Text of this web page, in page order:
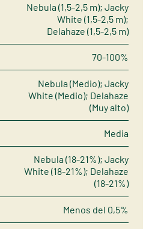
Nebula (1,5-2,5 m); Jacky
White (1,5-2,5 m);
Delahaze (1,5-2,5 m)
70-100%
Nebula (Medio); Jacky
White (Medio); Delahaze
(Muy alto)
Media
Nebula (18-21%); Jacky
White (18-21%); Delahaze
(18-21%)
Menos del 0,5%